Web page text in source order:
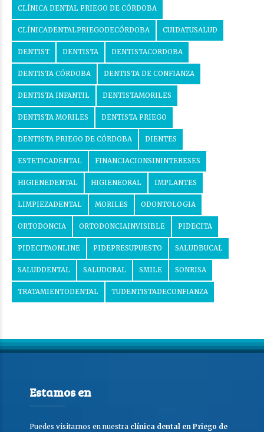
CLÍNICA DENTAL PRIEGO DE CÓRDOBA
CLÍNICADENTALPRIEGODECÓRDOBA CUIDATUSALUD
DENTIST DENTISTA DENTISTACORDOBA
DENTISTA CÓRDOBA DENTISTA DE CONFIANZA
DENTISTA INFANTIL DENTISTAMORILES
DENTISTA MORILES DENTISTA PRIEGO
DENTISTA PRIEGO DE CÓRDOBA DIENTES
ESTETICADENTAL FINANCIACIONSININTERESES
HIGIENEDENTAL HIGIENEORAL IMPLANTES
LIMPIEZADENTAL MORILES ODONTOLOGIA
ORTODONCIA ORTODONCIAINVISIBLE PIDECITA
PIDECITAONLINE PIDEPRESUPUESTO SALUDBUCAL
SALUDDENTAL SALUDORAL SMILE SONRISA
TRATAMIENTODENTAL TUDENTISTADECONFIANZA
Estamos en
Puedes visitarnos en nuestra clínica dental en Priego de